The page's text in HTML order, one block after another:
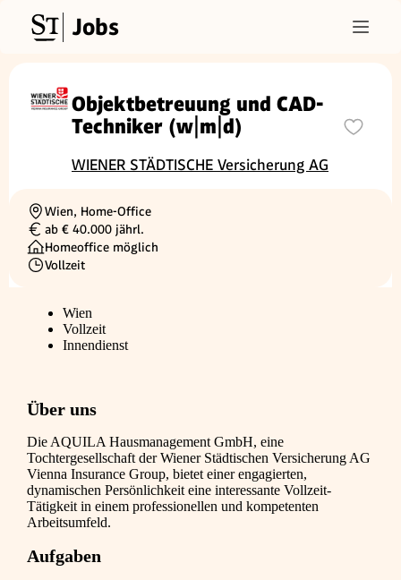
Jobs
Objektbetreuung und CAD-
Techniker (w|m|d)
WIENER STÄDTISCHE Versicherung AG
Ortschaft
Wien, Home-Office
Gehalt
ab € 40.000 jährl.
Homeoffice möglich
Beschäftigungsart
Vollzeit
Wien
Vollzeit
Innendienst
Über uns
Die AQUILA Hausmanagement GmbH, eine
Tochtergesellschaft der Wiener Städtischen Versicherung AG
Vienna Insurance Group, bietet einer engagierten,
dynamischen Persönlichkeit eine interessante Vollzeit-
Tätigkeit in einem professionellen und kompetenten
Arbeitsumfeld.
Aufgaben